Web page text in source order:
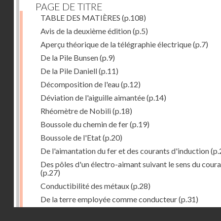
PAGE DE TITRE
TABLE DES MATIÈRES (p.108)
Avis de la deuxième édition(p.5)
Aperçu théorique de la télégraphie électrique(p.7)
De la Pile Bunsen(p.9)
De la Pile Daniell(p.11)
Décomposition de l'eau(p.12)
Déviation de l'aiguille aimantée(p.14)
Rhéomètre de Nobili(p.18)
Boussole du chemin de fer(p.19)
Boussole de l'Etat(p.20)
De l'aimantation du fer et des courants d'induction
Des pôles d'un électro-aimant suivant le sens du
(p.27)
Conductibilité des métaux(p.28)
De la terre employée comme conducteur(p.31)